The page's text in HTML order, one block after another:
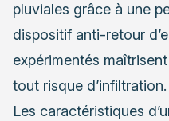
pluviales grâce à une
dispositif anti-retour
expérimentés
tout risque d’infiltration.
Les caractéristiques